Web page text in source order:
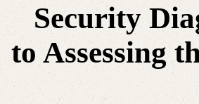
Security
to Assessing